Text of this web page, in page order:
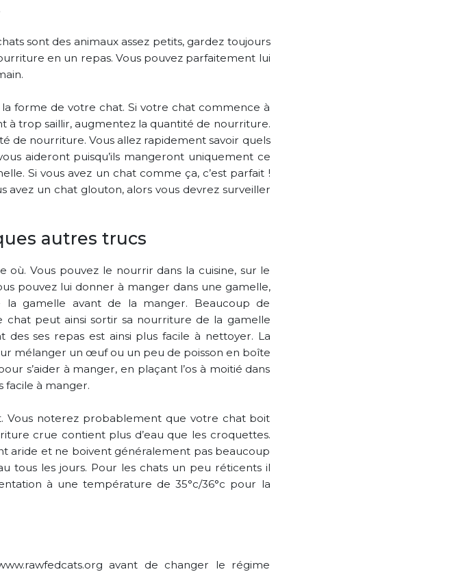
sont des animaux assez petits, gardez toujours
en un repas. Vous pouvez parfaitement lui
forme de votre chat. Si votre chat commence à
trop saillir, augmentez la quantité de nourriture.
de nourriture. Vous allez rapidement savoir quels
aideront puisqu’ils mangeront uniquement ce
Si vous avez un chat comme ça, c’est parfait !
avez un chat glouton, alors vous devrez surveiller
autres trucs
Vous pouvez le nourrir dans la cuisine, sur le
pouvez lui donner à manger dans une gamelle,
gamelle avant de la manger. Beaucoup de
peut ainsi sortir sa nourriture de la gamelle
des ses repas est ainsi plus facile à nettoyer. La
mélanger un œuf ou un peu de poisson en boîte
s’aider à manger, en plaçant l’os à moitié dans
facile à manger.
Vous noterez probablement que votre chat boit
crue contient plus d’eau que les croquettes.
aride et ne boivent généralement pas beaucoup
tous les jours. Pour les chats un peu réticents il
à une température de 35°c/36°c pour la
avant de changer le régime